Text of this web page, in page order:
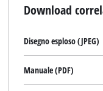
Download
Disegno esploso (JPEG)
Manuale (PDF)